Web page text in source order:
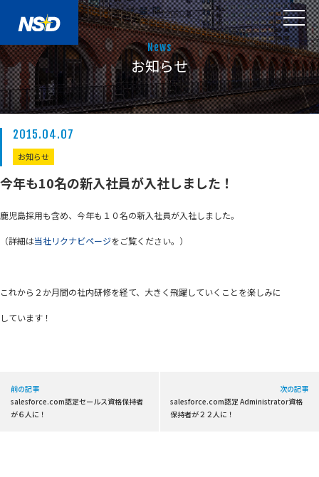
News
お知らせ
2015.04.07
お知らせ
今年も10名の新入社員が入社しました！
鹿児島採用も含め、今年も１０名の新入社員が入社しました。
（詳細は当社リクナビページをご覧ください。）
これから２か月間の社内研修を経て、大きく飛躍していくことを楽しみに
しています！
前の記事
salesforce.com認定セールス資格保持者
が６人に！
次の記事
salesforce.com認定 Administrator資格
保持者が２２人に！